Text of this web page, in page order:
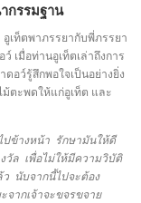
กรรมฐาน
เท็ตพาภรรยากับพี่ภรรยา
เมื่อท่านอูเท็ตเล่าถึงการ
อว์รู้สึกพอใจเป็นอย่างยิ่ง
ตะพดให้แก่อูเท็ต และ
ปข้างหน้า รักษามันให้ดี
วัล เพื่อไม่ให้มีความวิบัติ
ว นับจากนี้ไปจะต้อง
จากเจ้าจะขจรขจาย